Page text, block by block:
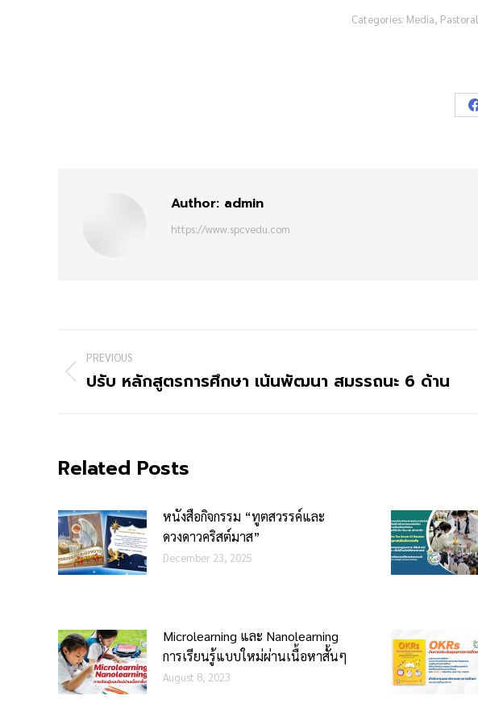
Categories: Media, Pastoral
Author: admin
https://www.spcvedu.com
PREVIOUS
ปรับ หลักสูตรการศึกษา เน้นพัฒนา สมรรถนะ 6 ด้าน
Related Posts
หนังสือกิจกรรม “ทูตสวรรค์และ
ดวงดาวคริสต์มาส”
December 23, 2025
Microlearning และ Nanolearning
การเรียนรู้แบบใหม่ผ่านเนื้อหาสั้นๆ
August 8, 2023